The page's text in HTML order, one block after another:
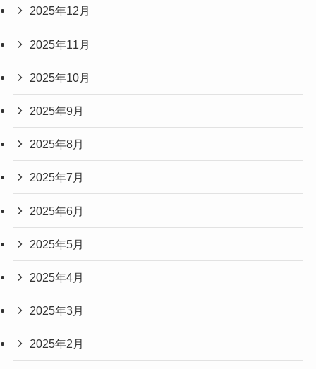
2025年12月
2025年11月
2025年10月
2025年9月
2025年8月
2025年7月
2025年6月
2025年5月
2025年4月
2025年3月
2025年2月